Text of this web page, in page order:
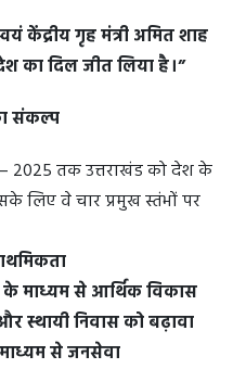
केंद्रीय गृह मंत्री अमित शाह
का दिल जीत लिया है।”
संकल्प
— 2025 तक उत्तराखंड को देश के
लिए वे चार प्रमुख स्तंभों पर
के माध्यम से आर्थिक विकास
स्थायी निवास को बढ़ावा
से जनसेवा